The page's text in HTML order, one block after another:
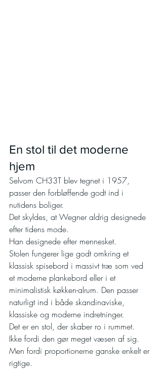
En stol til det moderne
hjem
Selvom CH33T blev tegnet i 1957,
passer den forbløffende godt ind i
nutidens boliger.
Det skyldes, at Wegner aldrig designede
efter tidens mode.
Han designede efter mennesket.
Stolen fungerer lige godt omkring et
klassisk spisebord i massivt træ som ved
et moderne plankebord eller i et
minimalistisk køkken-alrum. Den passer
naturligt ind i både skandinaviske,
klassiske og moderne indretninger.
Det er en stol, der skaber ro i rummet.
Ikke fordi den gør meget væsen af sig.
Men fordi proportionerne ganske enkelt er
rigtige.